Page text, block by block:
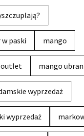
paski mango
mango
wyprzedaż
wyprzedaż